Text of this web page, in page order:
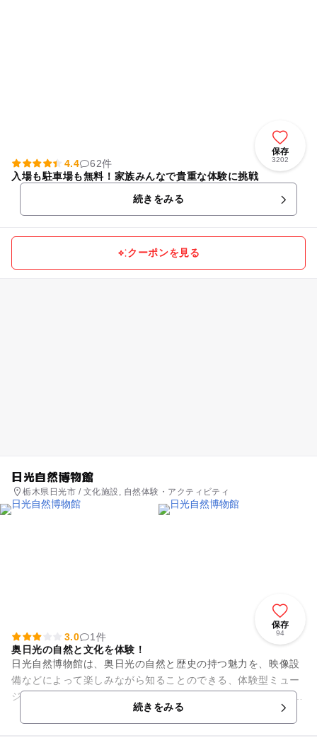
保存
3202
4.4
62件
入場も駐車場も無料！家族みんなで貴重な体験に挑戦
続きをみる
クーポンを見る
日光自然博物館
栃木県日光市 / 文化施設, 自然体験・アクティビティ
保存
94
3.0
1件
奥日光の自然と文化を体験！
日光自然博物館は、奥日光の自然と歴史の持つ魅力を、映像設
備などによって楽しみながら知ることのできる、体験型ミュー
ジアムです。 また、奥日光のビジターセンターとして、自然・
観光情報の紹介もしてい...続きをみる